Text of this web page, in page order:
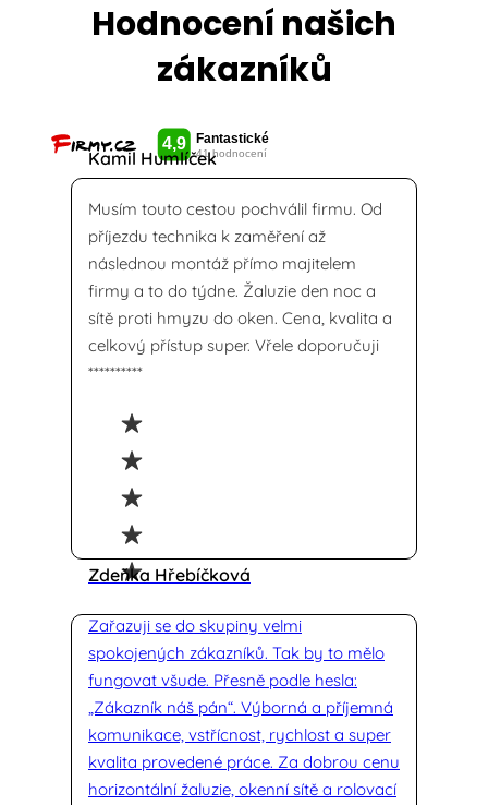
Hodnocení našich
zákazníků
Kamil Humlíček
Musím touto cestou pochválil firmu. Od
příjezdu technika k zaměření až
následnou montáž přímo majitelem
firmy a to do týdne. Žaluzie den noc a
sítě proti hmyzu do oken. Cena, kvalita a
celkový přístup super. Vřele doporučuji
**********
Zdeňka Hřebíčková
Zařazuji se do skupiny velmi
spokojených zákazníků. Tak by to mělo
fungovat všude. Přesně podle hesla:
„Zákazník náš pán“. Výborná a příjemná
komunikace, vstřícnost, rychlost a super
kvalita provedené práce. Za dobrou cenu
horizontální žaluzie, okenní sítě a rolovací